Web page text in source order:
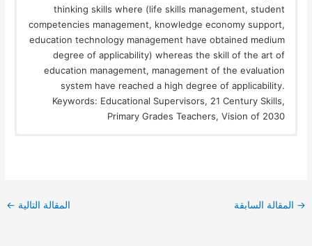
thinking skills where (life skills management, student
competencies management, knowledge economy support,
education technology management have obtained medium
degree of applicability) whereas the skill of the art of
education management, management of the evaluation
system have reached a high degree of applicability.
Keywords: Educational Supervisors, 21 Century Skills,
Primary Grades Teachers, Vision of 2030
→ المقالة السابقة المقالة التالية ←